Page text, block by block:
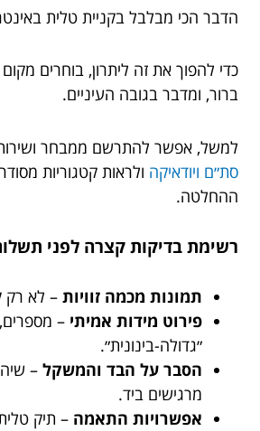
הדבר הכי מבלבל בקניית טלית
כדי להפוך את זה ליתרון, בוחרים
ברור, ומדבר בגובה העיניים.
למשל, אפשר להתרשם ממבחר
סת״ם ויודאיקה ולראות קטגוריות
ההחלטה.
רשימת בדיקות קצרה לפני
תמונות מכמה זוויות – לא רק
פירוט מידות אמיתי –
״גדולה-בינונית״.
הסבר על הבד והמשקל –
מרגישים ביד.
אפשרויות התאמה – תיק